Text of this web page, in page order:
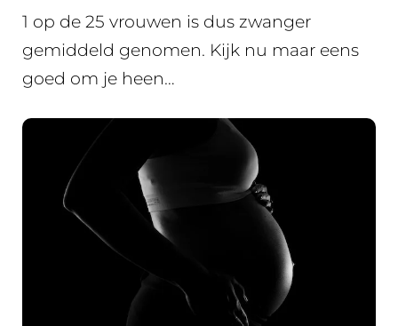
1 op de 25 vrouwen is dus zwanger
gemiddeld genomen. Kijk nu maar eens
goed om je heen…